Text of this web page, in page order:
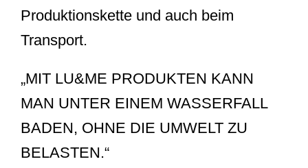
Produktionskette und auch beim
Transport.
„MIT LU&ME PRODUKTEN KANN
MAN UNTER EINEM WASSERFALL
BADEN, OHNE DIE UMWELT ZU
BELASTEN.“